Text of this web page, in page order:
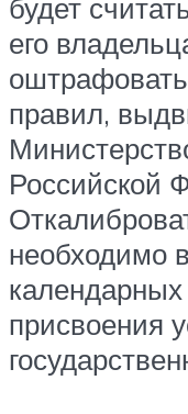
будет
его
правил,
Российской
необходимо
присвоения